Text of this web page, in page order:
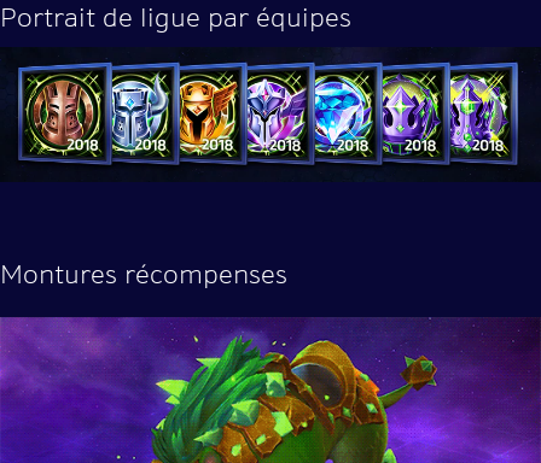
Portrait de ligue par équipes
Montures récompenses